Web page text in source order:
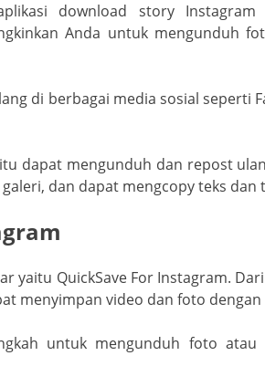
download story Instagram
Anda untuk mengunduh
di berbagai media sosial seperti
dapat mengunduh dan repost
dan dapat mengcopy teks dan
yaitu QuickSave For Instagram.
menyimpan video dan foto dengan
untuk mengunduh foto atau